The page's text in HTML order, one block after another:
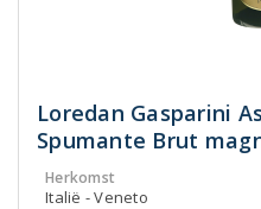
Loredan Gasparini
Spumante Brut
Herkomst
Italië - Veneto